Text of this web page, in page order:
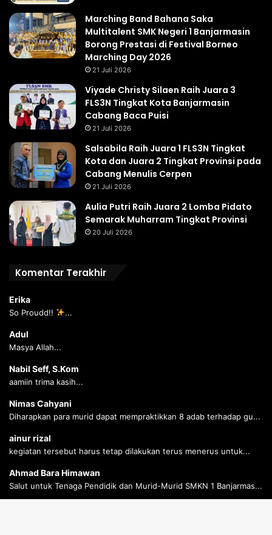
Marching Band Bahana Saka
Multitalent SMK Negeri 1 Banjarmasin
Borong Prestasi di Festival Borneo
Marching Day 2026
21 Juli 2026
Viyade Christy Silaen Raih Juara 3
FLS3N Tingkat Kota Banjarmasin
Cabang Baca Puisi
21 Juli 2026
Salsabila Raih Juara 1 FLS3N Tingkat
Kota dan Juara 2 Tingkat Provinsi pada
Cabang Menulis Cerpen
21 Juli 2026
Aulia Putri Raih Juara 2 Lomba Pidato
Semarak Muharram Tingkat Provinsi
20 Juli 2026
Komentar Terakhir
Erika
So Proudd!! ...
Adul
Masya Allah...
Nabil Seff, S.Kom
aamiin trima kasih...
Nimas Cahyani
Diharapkan para murid dapat mempraktikkan 8 adab terhadap gu...
ainur rizal
kegiatan tersebut harus tetap dilakukan terus menerus untuk...
Ahmad Bara Himawan
Salut untuk Tenaga Pendidik dan Murid-Murid SMKN 1 Banjarmas...